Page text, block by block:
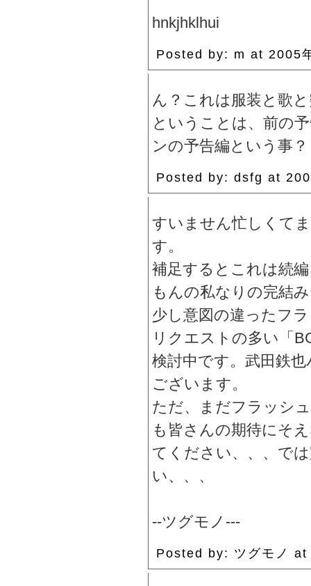
hnkjhklhui
Posted by: m at 2005
ん？これは服装と歌
ということは、前の
ンの予告編という事？
Posted by: dsfg at
すいません忙しくて
す。
補足するとこれは続
もんの私なりの完結
少し意図の違ったフ
リクエストの多い「
検討中です。武田鉄
ございます。
ただ、まだフラッシ
も皆さんの期待にそ
てください、、、で
い、、、
--ツグモノ---
Posted by: ツグモノ